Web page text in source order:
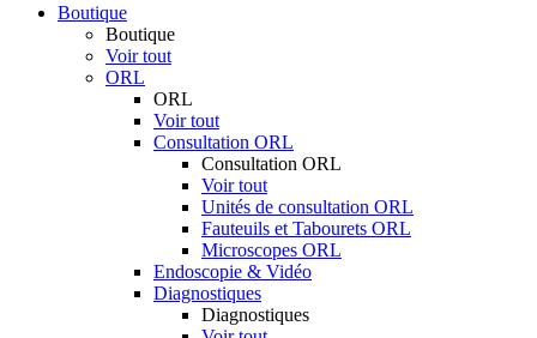
Boutique
Boutique
Voir tout
ORL
ORL
Voir tout
Consultation ORL
Consultation ORL
Voir tout
Unités de consultation ORL
Fauteuils et Tabourets ORL
Microscopes ORL
Endoscopie & Vidéo
Diagnostiques
Diagnostiques